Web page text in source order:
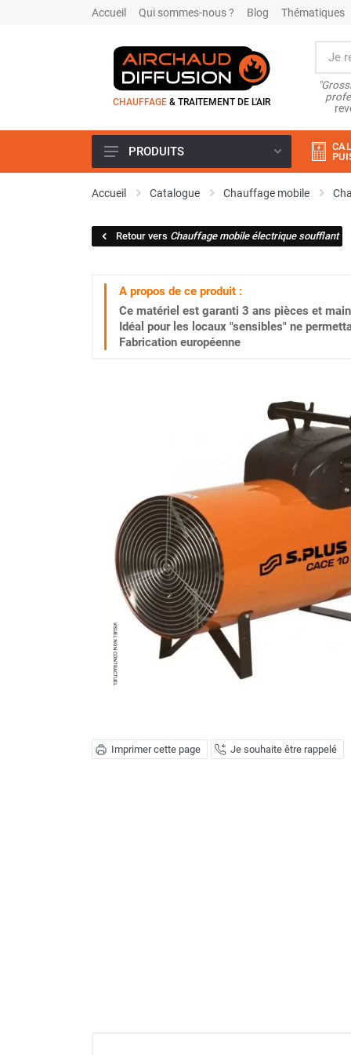
Accueil Qui sommes-nous ? Blog Thématiques
CHAUFFAGE & TRAITEMENT DE L'AIR
Climatiseur
Climatiseur mobile résidentiel et
Rafraîchisseur d'air
Rafraichisseur d'air mobile
Rafraîchisseur d'air gainable
Rafraichisseur d’air fixe
Ventilateur de chantier
Ventilateur centrifuge
Ventilateur de sol
Ventilateur sur pied
Ventilateur de bureau
Ventilateur de table
Extracteur d'air mural
Extracteur d'air mural hélicoïde
Extracteur d'air mural centrifuge
Extracteur d'air mural ATEX
Extracteur d'air mural résidentiel
Déstratificateur industriel à pales
PRODUITS
Accueil Catalogue Chauffage mobile
Retour vers Chauffage mobile électrique soufflant
A propos de ce produit :
Ce matériel est garanti 3 ans pièces et
Idéal pour les locaux "sensibles" ne
Fabrication européenne
Imprimer cette page Je souhaite être rappelé